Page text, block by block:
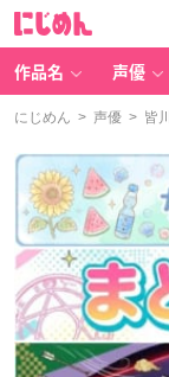
作品名 声優
にじめん > 声優 > 皆